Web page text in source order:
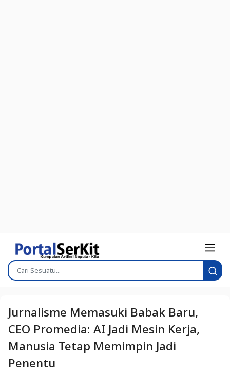
Jurnalisme Memasuki Babak Baru,
CEO Promedia: AI Jadi Mesin Kerja,
Manusia Tetap Memimpin Jadi
Penentu